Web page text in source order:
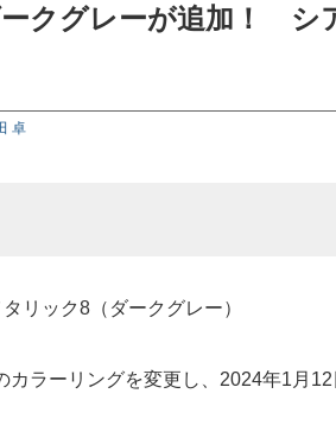
ークグレーが追加！ シ
卓
リック8（ダークグレー）
ラーリングを変更し、2024年1月12